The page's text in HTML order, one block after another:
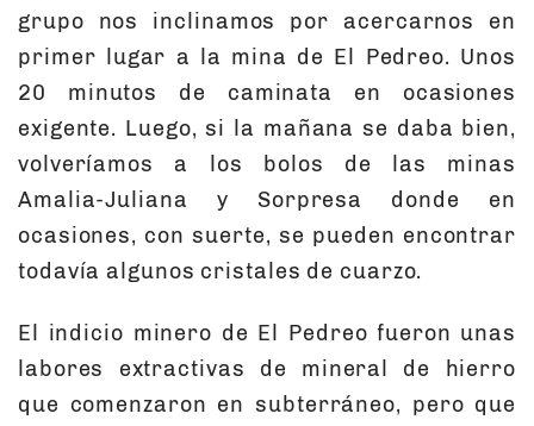
grupo nos inclinamos por acercarnos en
primer lugar a la mina de El Pedreo. Unos
20 minutos de caminata en ocasiones
exigente. Luego, si la mañana se daba bien,
volveríamos a los bolos de las minas
Amalia-Juliana y Sorpresa donde en
ocasiones, con suerte, se pueden encontrar
todavía algunos cristales de cuarzo.
El indicio minero de El Pedreo fueron unas
labores extractivas de mineral de hierro
que comenzaron en subterráneo, pero que